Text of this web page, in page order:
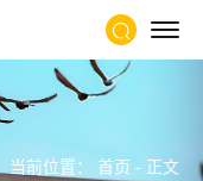
当前位置： 首页 - 正文